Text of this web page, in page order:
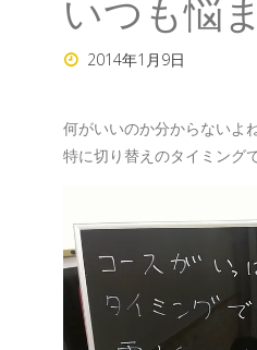
いつも悩
2014年1月9日
何がいいのか分からないよね
特に切り替えのタイミング